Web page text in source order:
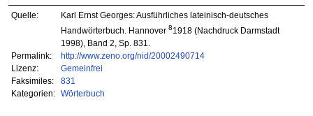
Quelle:
Karl Ernst Georges: Ausführliches lateinisch-deutsches
Handwörterbuch. Hannover 81918 (Nachdruck Darmstadt
1998), Band 2, Sp. 831.
Permalink:
http://www.zeno.org/nid/20002490714
Lizenz:
Gemeinfrei
Faksimiles:
831
Kategorien:
Wörterbuch